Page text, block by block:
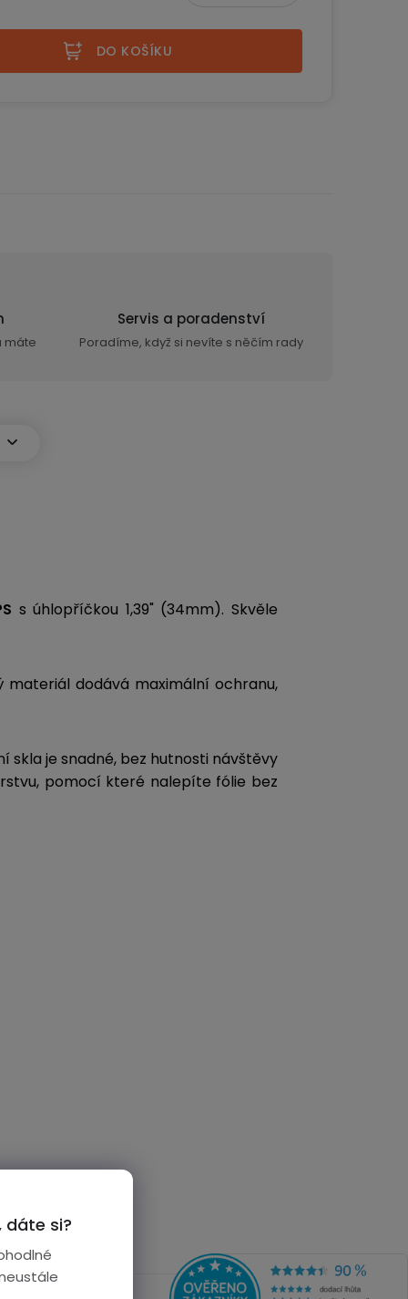
dáte si?
DO KOŠÍKU
máte
Servis a poradenství
Poradíme, když si nevíte s něčím rady
s úhlopříčkou 1,39" (34mm). Skvěle
materiál dodává maximální ochranu,
skla je snadné, bez hutnosti návštěvy
pomocí které nalepíte fólie bez